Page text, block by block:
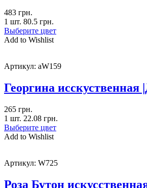
483 грн.
1 шт. 80.5 грн.
Выберите цвет
Add to Wishlist
Артикул: aW159
Георгина
265 грн.
1 шт. 22.08 грн.
Выберите цвет
Add to Wishlist
Артикул: W725
Роза Бутон